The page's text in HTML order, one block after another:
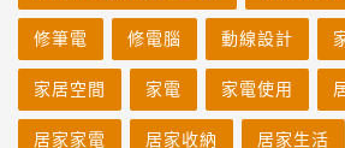
修筆電 修電腦 動線設計
家居空間 家電 家電使用
居家家電 居家收納 居家生活